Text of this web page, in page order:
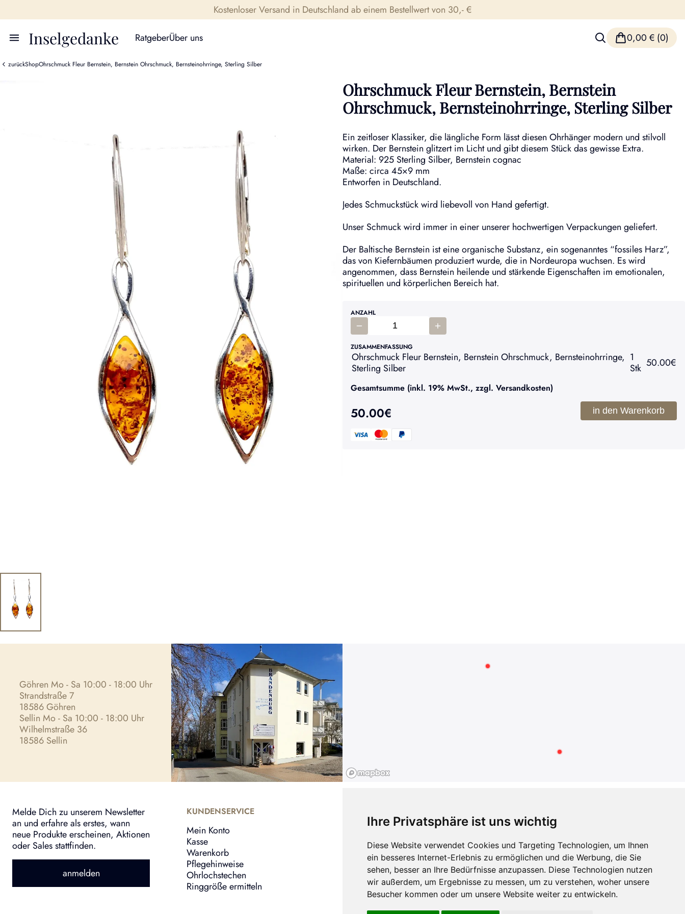
Ihre Privatsphäre ist uns wichtig
Diese Website verwendet Cookies und Targeting Technologien, um Ihnen
ein besseres Internet-Erlebnis zu ermöglichen und die Werbung, die Sie
sehen, besser an Ihre Bedürfnisse anzupassen. Diese Technologien nutzen
wir außerdem, um Ergebnisse zu messen, um zu verstehen, woher unsere
Besucher kommen oder um unsere Website weiter zu entwickeln.
Kostenloser Versand in Deutschland ab einem Bestellwert von 30,- €
Inselgedanke RatgeberÜber uns 0,00 € (0)
zurückShopOhrschmuck Fleur Bernstein, Bernstein Ohrschmuck, Bernsteinohrringe, Sterling Silber
Ohrschmuck Fleur Bernstein, Bernstein
Ohrschmuck, Bernsteinohrringe, Sterling Silber
Ein zeitloser Klassiker, die längliche Form lässt diesen Ohrhänger modern und stilvoll
wirken. Der Bernstein glitzert im Licht und gibt diesem Stück das gewisse Extra.
Material: 925 Sterling Silber, Bernstein cognac
Maße: circa 45×9 mm
Entworfen in Deutschland.
Jedes Schmuckstück wird liebevoll von Hand gefertigt.
Unser Schmuck wird immer in einer unserer hochwertigen Verpackungen geliefert.
Der Baltische Bernstein ist eine organische Substanz, ein sogenanntes “fossiles Harz”,
das von Kiefernbäumen produziert wurde, die in Nordeuropa wuchsen. Es wird
angenommen, dass Bernstein heilende und stärkende Eigenschaften im emotionalen,
spirituellen und körperlichen Bereich hat.
ANZAHL
ZUSAMMENFASSUNG
Ohrschmuck Fleur Bernstein, Bernstein Ohrschmuck, Bernsteinohrringe,
Sterling Silber
1
Stk 50.00€
Gesamtsumme (inkl. 19% MwSt., zzgl. Versandkosten)
50.00€ in den Warenkorb
Göhren Mo - Sa 10:00 - 18:00 Uhr
Strandstraße 7
18586 Göhren
Sellin Mo - Sa 10:00 - 18:00 Uhr
Wilhelmstraße 36
18586 Sellin
Melde Dich zu unserem Newsletter
an und erfahre als erstes, wann
neue Produkte erscheinen, Aktionen
oder Sales stattfinden.
anmelden
KUNDENSERVICE
Mein Konto
Kasse
Warenkorb
Pflegehinweise
Ohrlochstechen
Ringgröße ermitteln
Shop
Bernstein Armbänder
Bernstein Ohrringe
Bernstein Ringe
Über uns
AGB
Datenschutzerklärung
Impressum
Widerrufsbelehrung
Widerrufsformular
Zahlung und Versand